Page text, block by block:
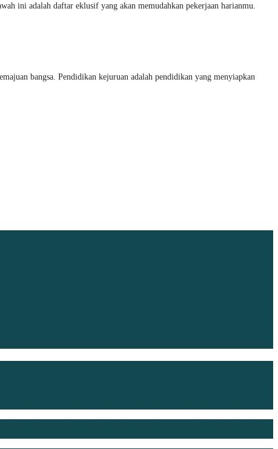
ini adalah daftar eklusif yang akan memudahkan pekerjaan harianmu.
bangsa. Pendidikan kejuruan adalah pendidikan yang menyiapkan